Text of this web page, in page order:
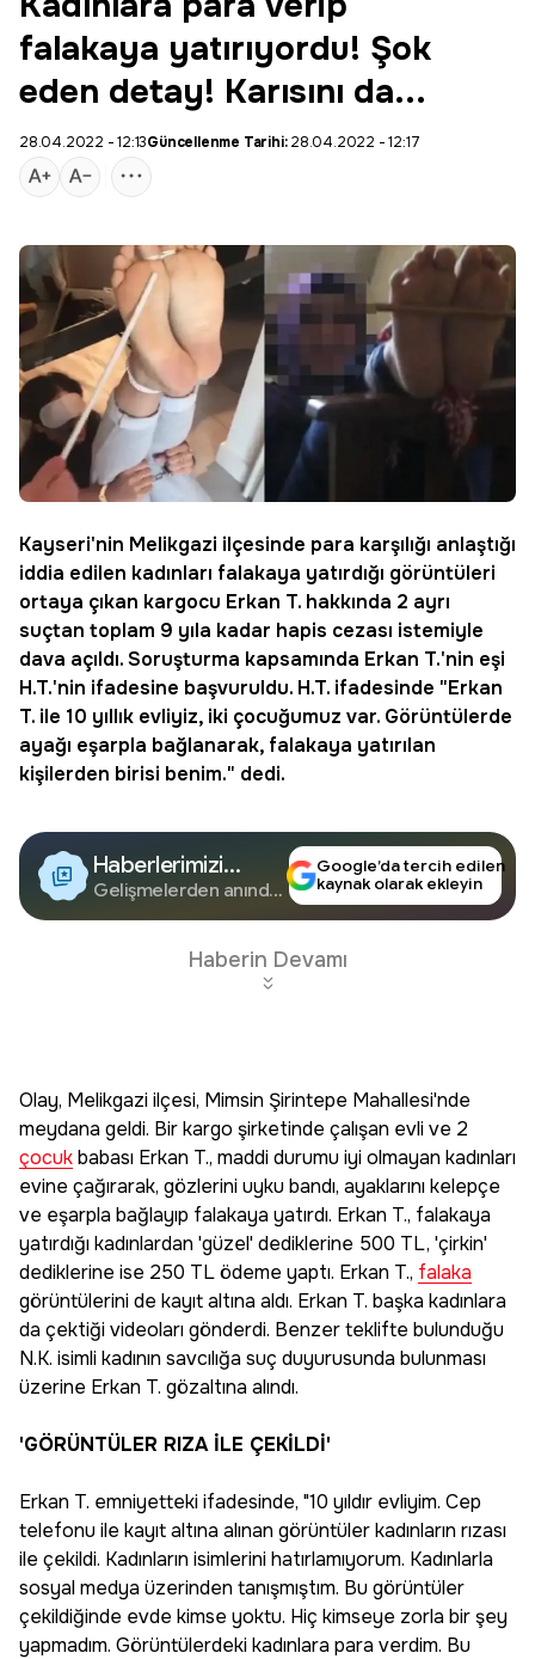
falakaya yatırıyordu! Şok
eden detay! Karısını da...
28.04.2022 - 12:13Güncellenme Tarihi:28.04.2022 - 12:17
Kayseri'nin Melikgazi ilçesinde para karşılığı anlaştığı
iddia edilen kadınları falakaya yatırdığı görüntüleri
ortaya çıkan kargocu Erkan T. hakkında 2 ayrı
suçtan toplam 9 yıla kadar hapis cezası istemiyle
dava açıldı. Soruşturma kapsamında Erkan T.'nin eşi
H.T.'nin ifadesine başvuruldu. H.T. ifadesinde "Erkan
T. ile 10 yıllık evliyiz, iki çocuğumuz var. Görüntülerde
ayağı eşarpla bağlanarak, falakaya yatırılan
kişilerden birisi benim." dedi.
Haberlerimizi
Google'da Takip
Edin
Gelişmelerden anında
Google’da tercih edilen
kaynak olarak ekleyin
Haberin Devamı
Olay, Melikgazi ilçesi, Mimsin Şirintepe Mahallesi'nde
meydana geldi. Bir kargo şirketinde çalışan evli ve 2
çocukbabası Erkan T., maddi durumu iyi olmayan kadınları
evine çağırarak, gözlerini uyku bandı, ayaklarını kelepçe
ve eşarpla bağlayıp falakaya yatırdı. Erkan T., falakaya
yatırdığı kadınlardan 'güzel' dediklerine 500 TL, 'çirkin'
dediklerine ise 250 TL ödeme yaptı. Erkan T., falaka
görüntülerini de kayıt altına aldı. Erkan T. başka kadınlara
da çektiği videoları gönderdi. Benzer teklifte bulunduğu
N.K. isimli kadının savcılığa suç duyurusunda bulunması
üzerine Erkan T. gözaltına alındı.
'GÖRÜNTÜLER RIZA İLE ÇEKİLDİ'
Erkan T. emniyetteki ifadesinde, "10 yıldır evliyim. Cep
telefonu ile kayıt altına alınan görüntüler kadınların rızası
ile çekildi. Kadınların isimlerini hatırlamıyorum. Kadınlarla
sosyal medya üzerinden tanışmıştım. Bu görüntüler
çekildiğinde evde kimse yoktu. Hiç kimseye zorla bir şey
yapmadım. Görüntülerdeki kadınlara para verdim. Bu